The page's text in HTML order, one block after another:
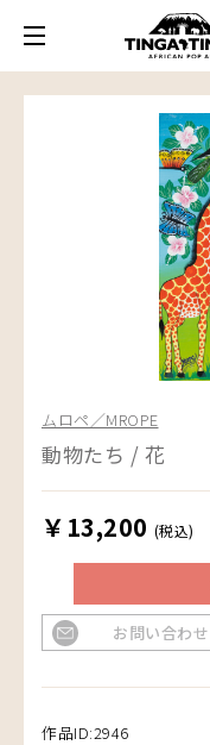
ムロペ／MROPE
動物たち / 花
￥13,200 (税込)
お問い合わせ
作品ID:2946